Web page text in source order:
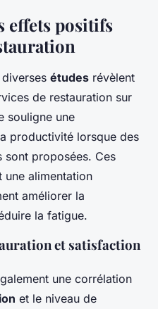
effets positifs
études révèlent
de restauration sur
souligne une
productivité lorsque des
sont proposées. Ces
une alimentation
améliorer la
la fatigue.
et satisfaction
une corrélation
et le niveau de